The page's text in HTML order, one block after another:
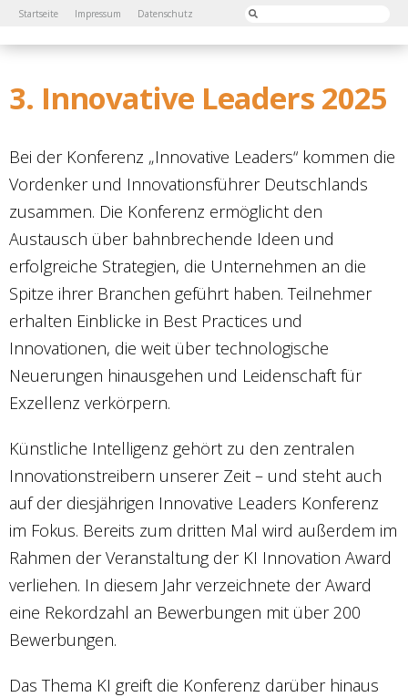
Startseite Impressum Datenschutz
3. Innovative Leaders 2025
Bei der Konferenz „Innovative Leaders“ kommen die
Vordenker und Innovationsführer Deutschlands
zusammen. Die Konferenz ermöglicht den
Austausch über bahnbrechende Ideen und
erfolgreiche Strategien, die Unternehmen an die
Spitze ihrer Branchen geführt haben. Teilnehmer
erhalten Einblicke in Best Practices und
Innovationen, die weit über technologische
Neuerungen hinausgehen und Leidenschaft für
Exzellenz verkörpern.
Künstliche Intelligenz gehört zu den zentralen
Innovationstreibern unserer Zeit – und steht auch
auf der diesjährigen Innovative Leaders Konferenz
im Fokus. Bereits zum dritten Mal wird außerdem im
Rahmen der Veranstaltung der KI Innovation Award
verliehen. In diesem Jahr verzeichnete der Award
eine Rekordzahl an Bewerbungen mit über 200
Bewerbungen.
Das Thema KI greift die Konferenz darüber hinaus